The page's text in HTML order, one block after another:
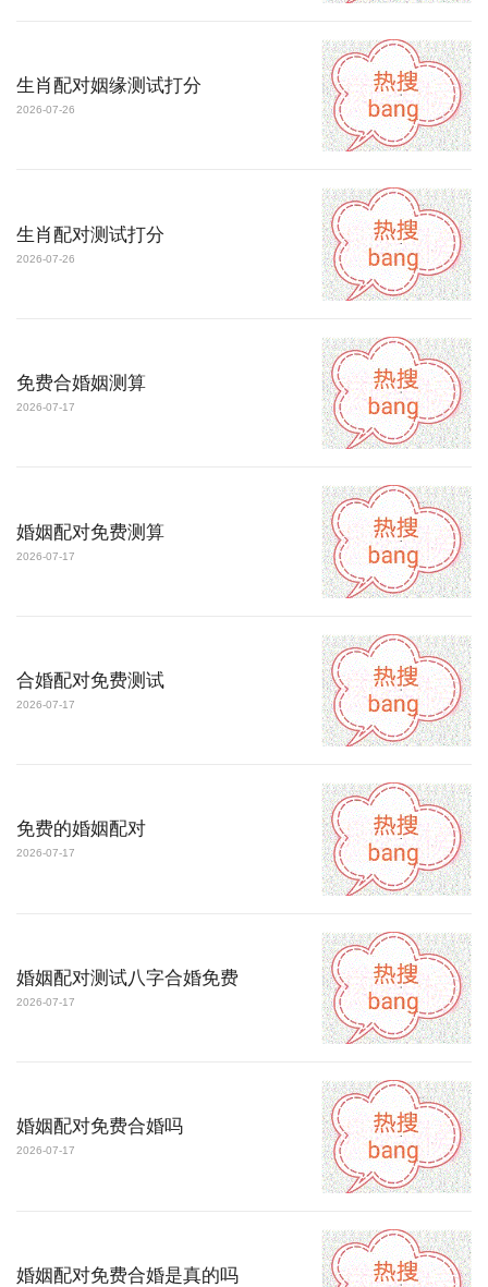
生肖配对姻缘测试打分
2026-07-26
生肖配对测试打分
2026-07-26
免费合婚姻测算
2026-07-17
婚姻配对免费测算
2026-07-17
合婚配对免费测试
2026-07-17
免费的婚姻配对
2026-07-17
婚姻配对测试八字合婚免费
2026-07-17
婚姻配对免费合婚吗
2026-07-17
婚姻配对免费合婚是真的吗